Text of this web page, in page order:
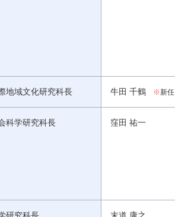
地域文化研究科長 牛田 千鶴 ※新任
科学研究科長 窪田 祐一